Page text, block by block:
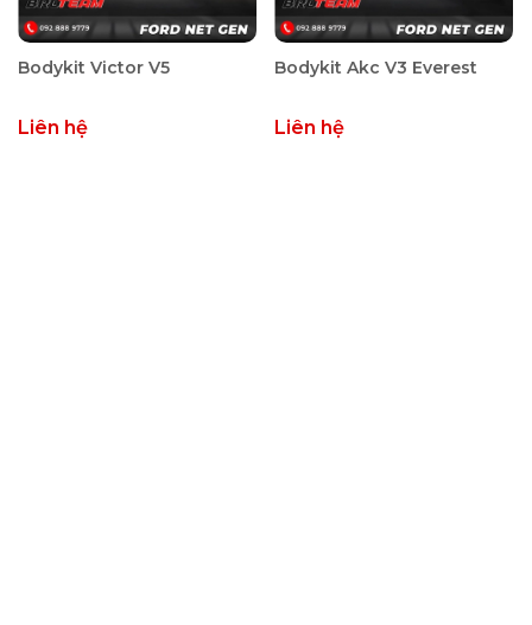
Bodykit Victor V5
Liên hệ
Bodykit Akc V3 Everest
Liên hệ